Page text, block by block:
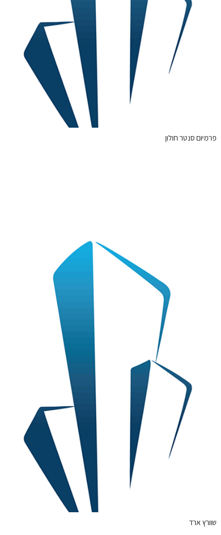
פרמיום סנטר חולון
שוורץ ארד